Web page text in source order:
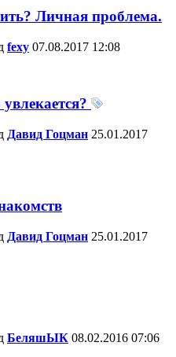
Личная проблема.
fexy 07.08.2017 12:08
Давид Гоцман 25.01.2017
Давид Гоцман 25.01.2017
БеляшЫК 08.02.2016 07:06